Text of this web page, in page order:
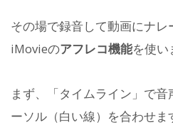
その場で録音して動画にナレ
iMovieのアフレコ機能を使い
まず、「タイムライン」で
ーソル（白い線）を合わせま